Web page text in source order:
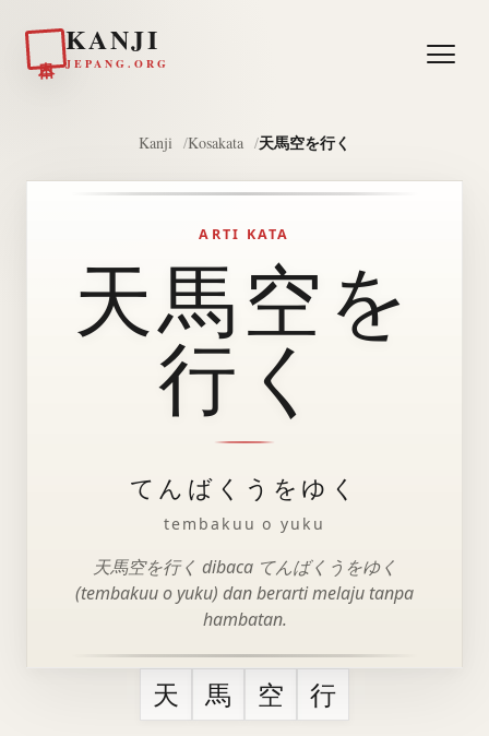
KANJI
JEPANG.ORG
Kanji Kosakata 天馬空を行く
ARTI KATA
天馬空を
行く
てんばくうをゆく
tembakuu o yuku
天馬空を行く dibaca てんばくうをゆく
(tembakuu o yuku) dan berarti melaju tanpa
hambatan.
天 馬 空 行